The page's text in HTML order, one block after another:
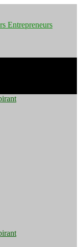
Pourquoi